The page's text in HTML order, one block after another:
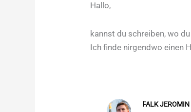
Hallo,
kannst du schreiben, wo
Ich finde nirgendwo einen
FALK JEROMIN